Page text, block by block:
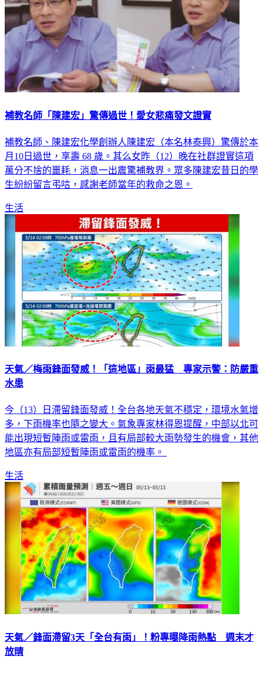
補教名師「陳建宏」驚傳過世！愛女悲痛發文證實
補教名師、陳建宏化學創辦人陳建宏（本名林泰興）驚傳於本
月10日過世，享壽 68 歲。其么女昨（12）晚在社群證實這項
萬分不捨的噩耗，消息一出震驚補教界。眾多陳建宏昔日的學
生紛紛留言弔唁，感謝老師當年的救命之恩。
生活
天氣／梅雨鋒面發威！「這地區」雨最猛 專家示警：防嚴重
水患
今（13）日滯留鋒面發威！全台各地天氣不穩定，環境水氣增
多，下雨機率也隨之變大。氣象專家林得恩提醒，中部以北可
能出現短暫陣雨或雷雨，且有局部較大雨勢發生的機會，其他
地區亦有局部短暫陣雨或雷雨的機率。
生活
天氣／鋒面滯留3天「全台有雨」！粉專曝降雨熱點 週末才
放晴